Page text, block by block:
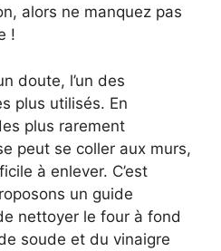
alors ne manquez pas
!
doute, l’un des
plus utilisés. En
plus rarement
peut se coller aux murs,
à enlever. C’est
un guide
nettoyer le four à fond
soude et du vinaigre